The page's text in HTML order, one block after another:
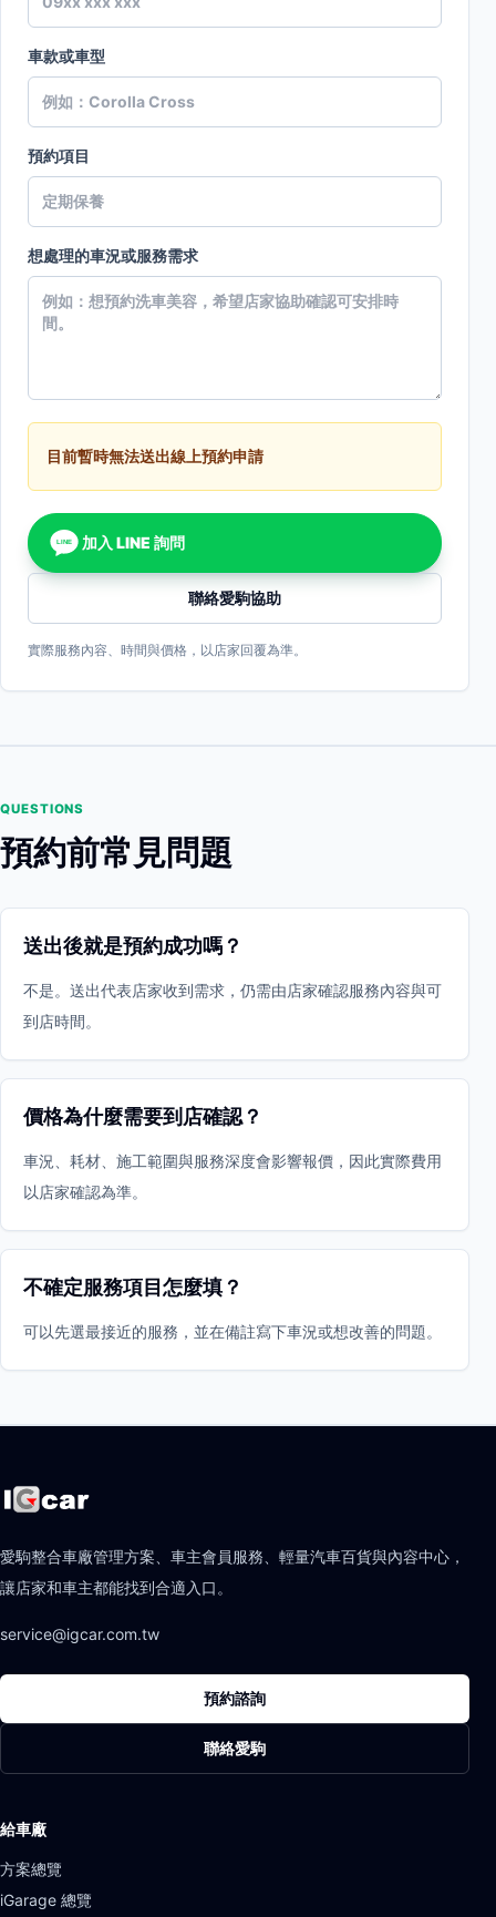
車款或車型
預約項目
想處理的車況或服務需求
目前暫時無法送出線上預約申請
LINE 加入 LINE 詢問
聯絡愛駒協助
實際服務內容、時間與價格，以店家回覆為準。
QUESTIONS
預約前常見問題
送出後就是預約成功嗎？
不是。送出代表店家收到需求，仍需由店家確認服務內容與可
到店時間。
價格為什麼需要到店確認？
車況、耗材、施工範圍與服務深度會影響報價，因此實際費用
以店家確認為準。
不確定服務項目怎麼填？
可以先選最接近的服務，並在備註寫下車況或想改善的問題。
愛駒整合車廠管理方案、車主會員服務、輕量汽車百貨與內容中心，
讓店家和車主都能找到合適入口。
service@igcar.com.tw
預約諮詢
聯絡愛駒
給車廠
方案總覽
iGarage 總覽